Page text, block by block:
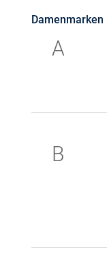
Damenmarken
A
B